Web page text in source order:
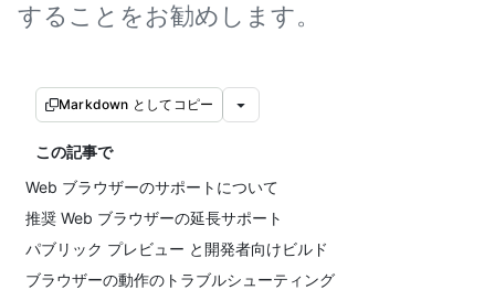
することをお勧めします。
Markdown としてコピー
この記事で
Web ブラウザーのサポートについて
推奨 Web ブラウザーの延長サポート
パブリック プレビュー と開発者向けビルド
ブラウザーの動作のトラブルシューティング